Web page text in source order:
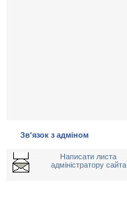
Зв'язок з адміном
Написати листа
адміністратору сайта